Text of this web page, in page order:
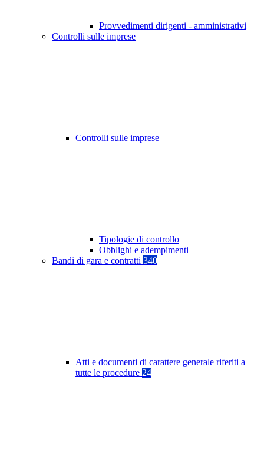
Provvedimenti dirigenti - amministrativi
Controlli sulle imprese
Controlli sulle imprese
Tipologie di controllo
Obblighi e adempimenti
Bandi di gara e contratti 340
Atti e documenti di carattere generale riferiti a
tutte le procedure 24